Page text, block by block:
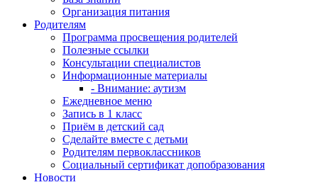
Организация питания
Родителям
Программа просвещения родителей
Полезные ссылки
Консультации специалистов
Информационные материалы
- Внимание: аутизм
Ежедневное меню
Запись в 1 класс
Приём в детский сад
Сделайте вместе с детьми
Родителям первоклассников
Социальный сертификат допобразования
Новости